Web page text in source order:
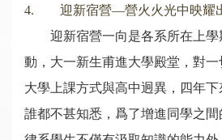
4. 迎新宿營—營火火光中映耀
迎新宿營一向是各系所在上學
動，大一新生甫進大學殿堂，對一
大學上課方式與高中迥異，四年
誰都不甚知悉，爲了增進同學之